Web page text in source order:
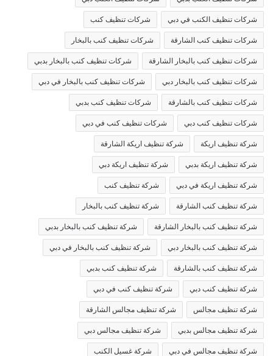
شركات تنظيف الكنب في دبي شركات تنظيف كنب
شركات تنظيف كنب الشارقة شركات تنظيف كنب بالبخار
شركات تنظيف كنب بالبخار الشارقة شركات تنظيف كنب بالبخار بدبي
شركات تنظيف كنب بالبخار دبي شركات تنظيف كنب بالبخار في دبي
شركات تنظيف كنب بالشارقة شركات تنظيف كنب بدبي
شركات تنظيف كنب دبي شركات تنظيف كنب في دبي
شركة تنظيف اريكة شركة تنظيف اريكة الشارقة
شركة تنظيف اريكة بدبي شركة تنظيف اريكة دبي
شركة تنظيف اريكة في دبي شركة تنظيف كنب
شركة تنظيف كنب الشارقة شركة تنظيف كنب بالبخار
شركة تنظيف كنب بالبخار الشارقة شركة تنظيف كنب بالبخار بدبي
شركة تنظيف كنب بالبخار دبي شركة تنظيف كنب بالبخار في دبي
شركة تنظيف كنب بالشارقة شركة تنظيف كنب بدبي
شركة تنظيف كنب دبي شركة تنظيف كنب في دبي
شركة تنظيف مجالس شركة تنظيف مجالس الشارقة
شركة تنظيف مجالس بدبي شركة تنظيف مجالس دبي
شركة تنظيف مجالس في دبي شركة غسيل الكنب